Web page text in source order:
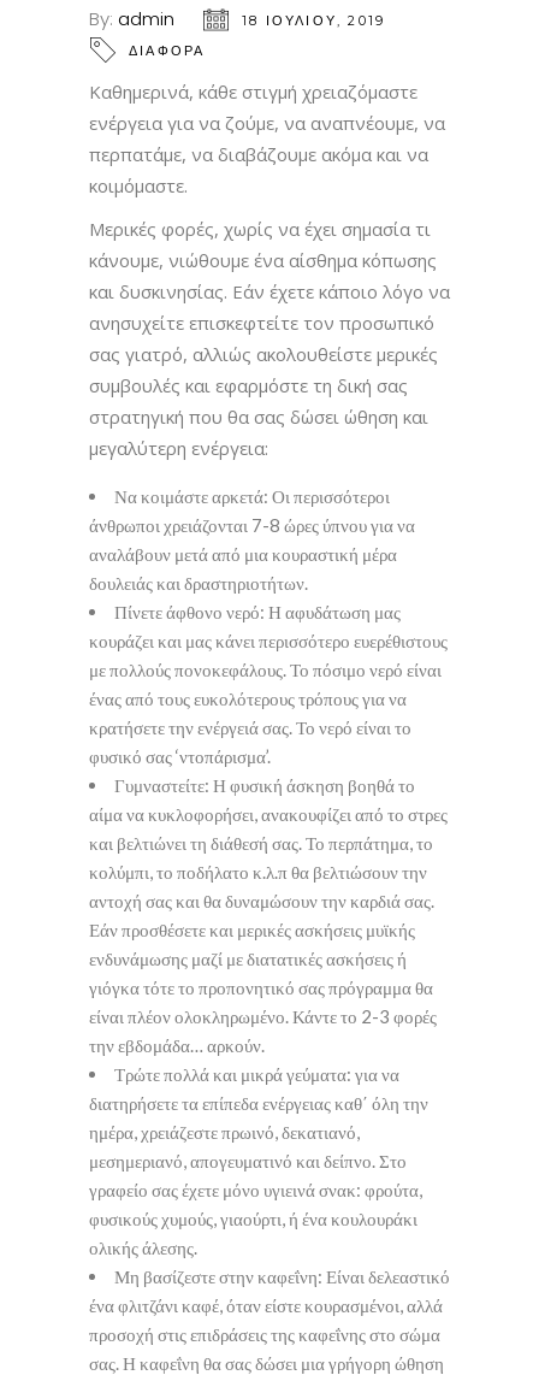
By: admin
18 ΙΟΥΛΊΟΥ, 2019
ΔΙΑΦΟΡΑ
Καθημερινά, κάθε στιγμή χρειαζόμαστε
ενέργεια για να ζούμε, να αναπνέουμε, να
περπατάμε, να διαβάζουμε ακόμα και να
κοιμόμαστε.
Μερικές φορές, χωρίς να έχει σημασία τι
κάνουμε, νιώθουμε ένα αίσθημα κόπωσης
και δυσκινησίας. Εάν έχετε κάποιο λόγο να
ανησυχείτε επισκεφτείτε τον προσωπικό
σας γιατρό, αλλιώς ακολουθείστε μερικές
συμβουλές και εφαρμόστε τη δική σας
στρατηγική που θα σας δώσει ώθηση και
μεγαλύτερη ενέργεια:
Να κοιμάστε αρκετά: Οι περισσότεροι
άνθρωποι χρειάζονται 7-8 ώρες ύπνου για να
αναλάβουν μετά από μια κουραστική μέρα
δουλειάς και δραστηριοτήτων.
Πίνετε άφθονο νερό: Η αφυδάτωση μας
κουράζει και μας κάνει περισσότερο ευερέθιστους
με πολλούς πονοκεφάλους. Το πόσιμο νερό είναι
ένας από τους ευκολότερους τρόπους για να
κρατήσετε την ενέργειά σας. Το νερό είναι το
φυσικό σας ‘ντοπάρισμα’.
Γυμναστείτε: Η φυσική άσκηση βοηθά το
αίμα να κυκλοφορήσει, ανακουφίζει από το στρες
και βελτιώνει τη διάθεσή σας. Το περπάτημα, το
κολύμπι, το ποδήλατο κ.λ.π θα βελτιώσουν την
αντοχή σας και θα δυναμώσουν την καρδιά σας.
Εάν προσθέσετε και μερικές ασκήσεις μυϊκής
ενδυνάμωσης μαζί με διατατικές ασκήσεις ή
γιόγκα τότε το προπονητικό σας πρόγραμμα θα
είναι πλέον ολοκληρωμένο. Κάντε το 2-3 φορές
την εβδομάδα… αρκούν.
Τρώτε πολλά και μικρά γεύματα: για να
διατηρήσετε τα επίπεδα ενέργειας καθ΄ όλη την
ημέρα, χρειάζεστε πρωινό, δεκατιανό,
μεσημεριανό, απογευματινό και δείπνο. Στο
γραφείο σας έχετε μόνο υγιεινά σνακ: φρούτα,
φυσικούς χυμούς, γιαούρτι, ή ένα κουλουράκι
ολικής άλεσης.
Μη βασίζεστε στην καφεΐνη: Είναι δελεαστικό
ένα φλιτζάνι καφέ, όταν είστε κουρασμένοι, αλλά
προσοχή στις επιδράσεις της καφεΐνης στο σώμα
σας. Η καφεΐνη θα σας δώσει μια γρήγορη ώθηση